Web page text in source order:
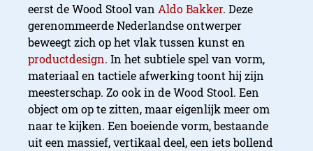
eerst de Wood Stool van Aldo Bakker. Deze
gerenommeerde Nederlandse ontwerper
beweegt zich op het vlak tussen kunst en
productdesign. In het subtiele spel van vorm,
materiaal en tactiele afwerking toont hij zijn
meesterschap. Zo ook in de Wood Stool. Een
object om op te zitten, maar eigenlijk meer om
naar te kijken. Een boeiende vorm, bestaande
uit een massief, vertikaal deel, een iets bollend